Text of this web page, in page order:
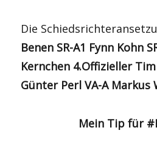
Die
Benen SR-A1 Fynn Kohn
Kernchen 4.Offizieller
Günter Perl VA-A Markus
Mein Tip für